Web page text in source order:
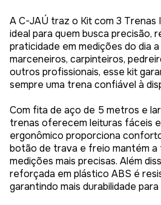
A C-JAÚ traz o Kit com 3 Trenas
ideal para quem busca precisão,
praticidade em medições do dia a
marceneiros, carpinteiros,
outros profissionais, esse kit
sempre uma trena confiável à
Com fita de aço de 5 metros e
trenas oferecem leituras fáceis
ergonômico proporciona
botão de trava e freio mantém a
medições mais precisas. Além
reforçada em plástico ABS é
garantindo mais durabilidade